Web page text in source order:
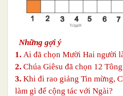
Những gợi ý
1. Ai đã chọn Mười Hai người
2. Chúa Giêsu đã chọn 12
3. Khi đi rao giảng Tin mừng,
làm gì để cộng tác với Ngài?